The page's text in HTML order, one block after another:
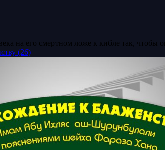
на его смертном ложе к кибле так, чтобы
(26)